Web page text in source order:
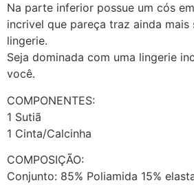
Na parte inferior possue um cós
incrivel que pareça traz ainda mais
lingerie.
Seja dominada com uma lingerie
você.
COMPONENTES:
1 Sutiã
1 Cinta/Calcinha
COMPOSIÇÃO:
Conjunto: 85% Poliamida 15%